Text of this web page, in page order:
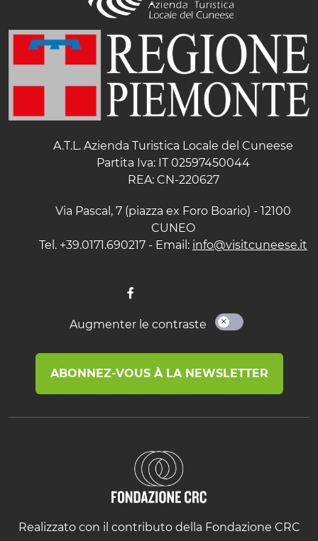
A.T.L. Azienda Turistica Locale del Cuneese
Partita Iva: IT 02597450044
REA: CN-220627
Via Pascal, 7 (piazza ex Foro Boario) - 12100
CUNEO
Tel. +39.0171.690217 - Email: info@visitcuneese.it
Augmenter le contraste
ABONNEZ-VOUS À LA NEWSLETTER
Realizzato con il contributo della Fondazione CRC